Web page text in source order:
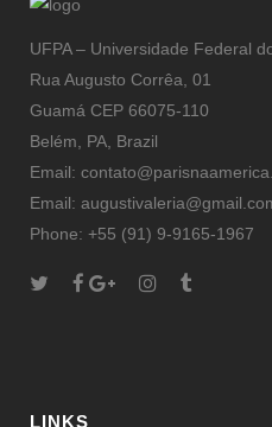
UFPA – Universidade Federal
Rua Augusto Corrêa, 01
Guamá CEP 66075-110
Belém, PA, Brazil
Email:
Email:
Phone: +55 (91) 9-9165-1967
LINKS